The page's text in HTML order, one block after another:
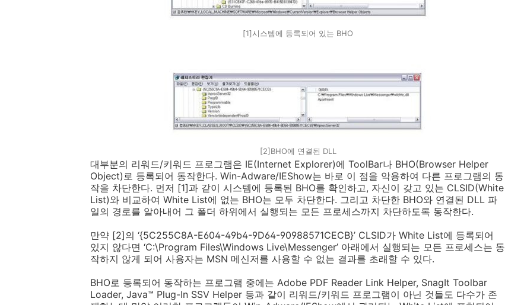
[1]시스템에 등록되어 있는 BHO
[2]BHO에 연결된 DLL
대부분의 리워드/키워드 프로그램은 IE(Internet Explorer)에 ToolBar나 BHO(Browser Helper
Object)로 등록되어 동작한다. Win-Adware/IEShow는 바로 이 점을 악용하여 다른 프로그램의 동
작을 차단한다. 먼저 [1]과 같이 시스템에 등록된 BHO를 확인하고, 자신이 갖고 있는 CLSID(White
List)와 비교하여 White List에 없는 BHO는 모두 차단한다. 그리고 차단한 BHO와 연결된 DLL 파
일의 경로를 알아내어 그 폴더 하위에서 실행되는 모든 프로세스까지 차단하도록 동작한다.
만약 [2]의 ‘{5C255C8A-E604-49b4-9D64-90988571CECB}’ CLSID가 White List에 등록되어
있지 않다면 ‘C:\Program Files\Windows Live\Messenger’ 아래에서 실행되는 모든 프로세스는 동
작하지 않게 되어 사용자는 MSN 메신저를 사용할 수 없는 결과를 초래할 수 있다.
BHO로 등록되어 동작하는 프로그램 중에는 Adobe PDF Reader Link Helper, SnagIt Toolbar
Loader, Java™ Plug-In SSV Helper 등과 같이 리워드/키워드 프로그램이 아닌 것들도 다수가 존